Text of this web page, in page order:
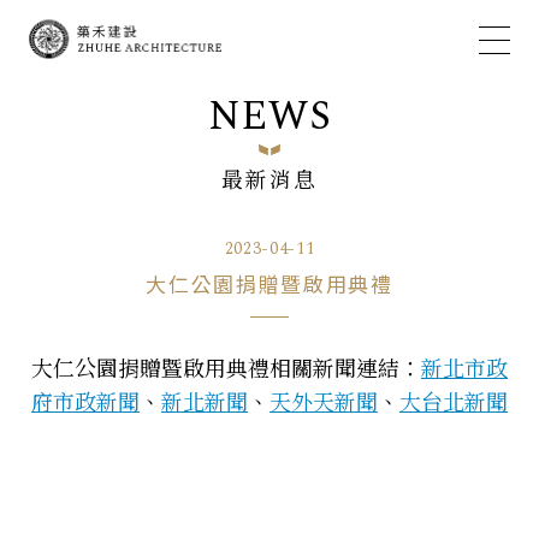
NEWS
最新消息
2023-04-11
大仁公園捐贈暨啟用典禮
大仁公園捐贈暨啟用典禮相關新聞連結： 新北市政
府市政新聞 、 新北新聞 、 天外天新聞 、 大台北新聞